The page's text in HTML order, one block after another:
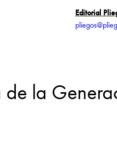
Editorial
de la